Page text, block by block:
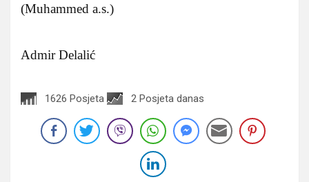
(Muhammed a.s.)
Admir Delalić
1626 Posjeta 2 Posjeta danas